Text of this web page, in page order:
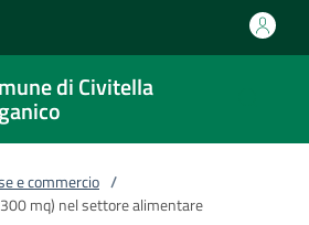
di Civitella
e commercio /
mq) nel settore alimentare